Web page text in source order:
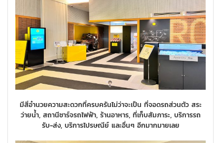
มีสิ่อำนวยความสะดวกที่ครบครันไม่ว่าจะเป็น ที่จอดรถส่วนตัว สระ
ว่ายน้ำ, สถานีชาร์จรถไฟฟ้า, ร้านอาหาร, ที่เก็บสัมภาระ, บริการรถ
รับ-ส่ง, บริการไปรษณีย์ และอื่นๆ อีกมากมายเลย